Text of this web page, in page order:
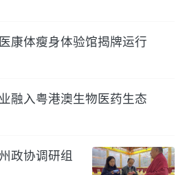
康体瘦身体验馆揭牌运行
融入粤港澳生物医药生态
政协调研组